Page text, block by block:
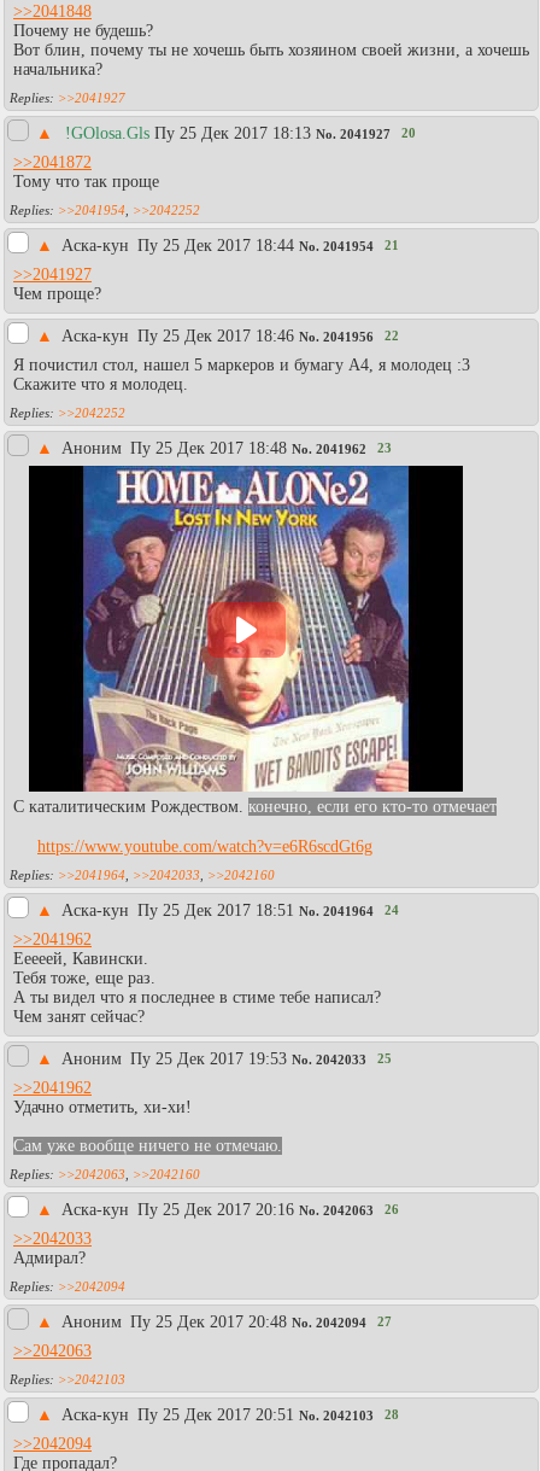
>>2041848
Почему не будешь?
Вот блин, почему ты не хочешь быть хозяином своей жизни, а хочешь
начальника?
>>2041927
▲ !GOlosa.Gls Пy 25 Дек 2017 18:13 No. 2041927 20
>>2041872
Тому что так проще
>>2041954 >>2042252
▲ Аска-кун Пy 25 Дек 2017 18:44 No. 2041954 21
>>2041927
Чем проще?
▲ Аска-кун Пy 25 Дек 2017 18:46 No. 2041956 22
Я почистил стол, нашел 5 маркеров и бумагу А4, я молодец :3
Скажите что я молодец.
>>2042252
▲ Аноним Пy 25 Дек 2017 18:48 No. 2041962 23
С каталитическим Рождеством. конечно, если его кто-то отмечает
https://www.youtube.com/watch?v=e6R6scdGt6g
>>2041964 >>2042033 >>2042160
▲ Аска-кун Пy 25 Дек 2017 18:51 No. 2041964 24
>>2041962
Ееееей, Кавински.
Тебя тоже, еще раз.
А ты видел что я последнее в стиме тебе написал?
Чем занят сейчас?
▲ Аноним Пy 25 Дек 2017 19:53 No. 2042033 25
>>2041962
Удачно отметить, хи-хи!
Сам уже вообще ничего не отмечаю.
>>2042063 >>2042160
▲ Аска-кун Пy 25 Дек 2017 20:16 No. 2042063 26
>>2042033
Адмирал?
>>2042094
▲ Аноним Пy 25 Дек 2017 20:48 No. 2042094 27
>>2042063
>>2042103
▲ Аска-кун Пy 25 Дек 2017 20:51 No. 2042103 28
>>2042094
Где пропадал?